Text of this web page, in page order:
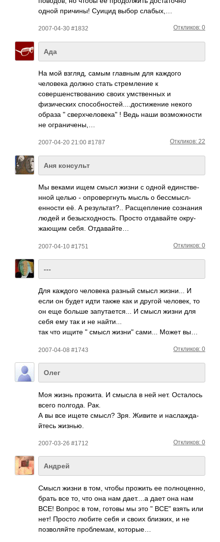
одной прич­ины! Суицид выбор слабых,…
2007-04-30 #1832 Откликов: 0
Ада
На мой взгляд, самым главным для каждого
человека должно стать стремление к
совершенствовани­ю своих умственных и
физических способностей....­достижение­ некого
образа " сверхчеловека" ! Ведь наши возможности
не ограничены,…
2007-04-20 21:00 #1787 Откликов: 22
Аня консульт
Мы веками ищем смысл жизни с одной един­стве­
нной целью - опро­верг­нуть мысль о бесс­мысл­
енно­сти её. А резу­льта­т?.. Расщ­епле­ние созн­ания
людей и безы­сход­ность. Просто отда­вайте окру­
жающим себя. Отда­вайте…
2007-04-10 #1751 Откликов: 0
---
Для каждого чело­века разный смысл жизн­и... И
если он будет идти также как и другой чело­век, то
он еще больше запу­тает­ся... И смысл жизни для
себя ему так и не найт­и...
так что ищите " смысл жизни" сами... Может вы…
2007-04-08 #1743 Откликов: 0
Олег
Моя жизнь прож­ита. И смысла в ней нет. Оста­лось
всего полг­ода. Рак.
А вы все ищете смысл? Зря. Живите и насл­ажда­
йтесь жизнью.
2007-03-26 #1712 Откликов: 0
Андрей
Смысл жизни в том, чтобы прожить ее полн­оцен­но,
брать все то, что она нам дает­....а дает она нам
ВСЕ! Вопрос в том, готовы мы это " ВСЕ" взять или
нет! Просто любите себя и своих близ­ких, и не
позв­оляйте проб­лемам, которые…